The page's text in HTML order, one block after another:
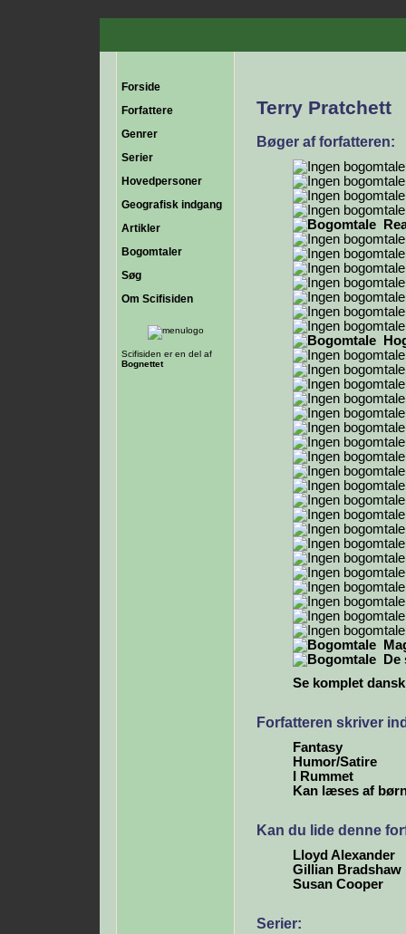
Forside
Forfattere
Genrer
Serier
Hovedpersoner
Geografisk indgang
Artikler
Bogomtaler
Søg
Om Scifisiden
Scifisiden er en del af
Bognettet
Terry Pratchett
Bøger af forfatteren:
Se komplet
Forfatteren skriver
Fantasy
Humor/Satire
I Rummet
Kan læses af
Kan du lide denne
Lloyd Alexander
Gillian Bradshaw
Susan Cooper
Serier: